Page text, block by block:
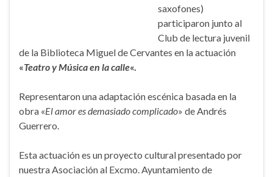
saxofones)
participaron junto al
Club de lectura juvenil
de la Biblioteca Miguel de Cervantes en la actuación
«Teatro y Música en la calle«.
Representaron una adaptación escénica basada en la
obra «El amor es demasiado complicado» de Andrés
Guerrero.
Esta actuación es un proyecto cultural presentado por
nuestra Asociación al Excmo. Ayuntamiento de